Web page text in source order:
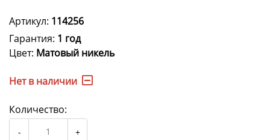
Артикул: 114256
Гарантия: 1 год
Цвет: Матовый никель
Нет в наличии
Количество: